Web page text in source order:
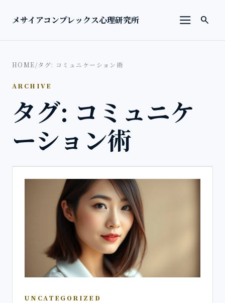
メサイアコンプレックス心理研究所
メニュー
検索を
search
HOME/タグ: コミュニケーション術
ARCHIVE
タグ: コミュニケ
ーション術
UNCATEGORIZED